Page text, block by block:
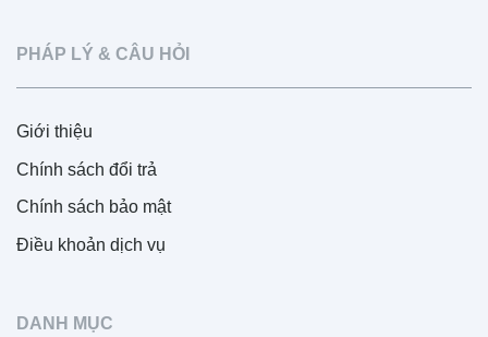
PHÁP LÝ & CÂU HỎI
Giới thiệu
Chính sách đổi trả
Chính sách bảo mật
Điều khoản dịch vụ
DANH MỤC